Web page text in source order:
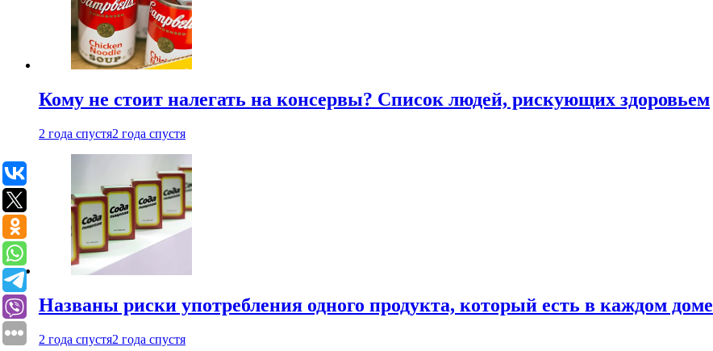
Кому не стоит налегать на консервы? Список людей, рискующих здоровьем
2 года спустя2 года спустя
Названы риски употребления одного продукта, который есть в каждом доме
2 года спустя2 года спустя